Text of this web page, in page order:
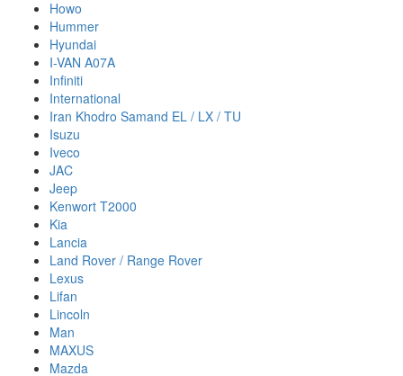
Howo
Hummer
Hyundai
I-VAN A07A
Infiniti
International
Iran Khodro Samand EL / LX / TU
Isuzu
Iveco
JAC
Jeep
Kenwort T2000
Kia
Lancia
Land Rover / Range Rover
Lexus
Lifan
Lincoln
Man
MAXUS
Mazda